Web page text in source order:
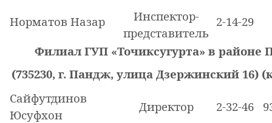
Норматов Назар
Инспектор-
представитель
2-14-29
Филиал ГУП «Точиксугурта» в районе
(735230, г. Пандж, улица Дзержинский 16)
Сайфутдинов
Юсуфхон
Директор 2-32-46